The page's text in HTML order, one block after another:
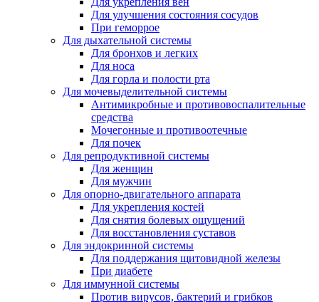
Для улучшения состояния сосудов
При геморрое
Для дыхательной системы
Для бронхов и легких
Для носа
Для горла и полости рта
Для мочевыделительной системы
Антимикробные и противовоспалительные
средства
Мочегонные и противоотечные
Для почек
Для репродуктивной системы
Для женщин
Для мужчин
Для опорно-двигательного аппарата
Для укрепления костей
Для снятия болевых ощущений
Для восстановления суставов
Для эндокринной системы
Для поддержания щитовидной железы
При диабете
Для иммунной системы
Против вирусов, бактерий и грибков